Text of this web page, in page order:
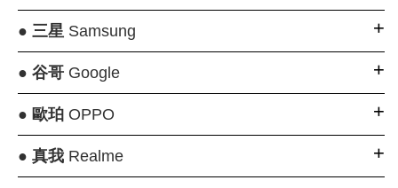
● 三星Samsung
● 谷哥Google
● 歐珀OPPO
● 真我Realme